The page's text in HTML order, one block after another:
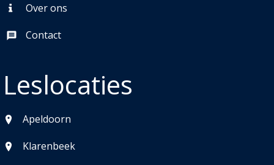
Over ons
Contact
Leslocaties
Apeldoorn
Klarenbeek